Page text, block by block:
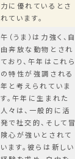
力に優れているとさ
れています。
午（うま）は力強く、自
由奔放な動物とされ
ており、午年はこれら
の特性が強調される
年と考えられていま
す。午年に生まれた
人々は、一般的に活
発で社交的、そして冒
険心が強いとされて
います。彼らは新しい